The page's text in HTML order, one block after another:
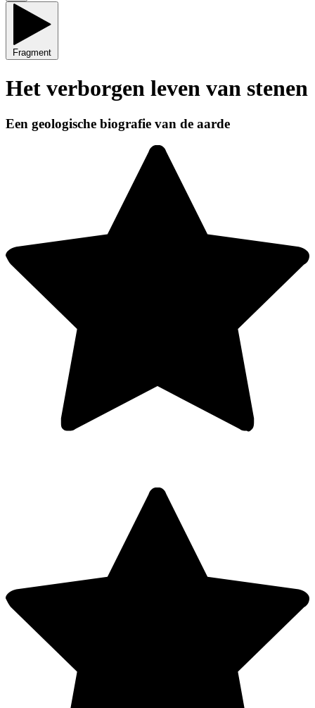
Fragment
Het verborgen leven van stenen
Een geologische biografie van de aarde